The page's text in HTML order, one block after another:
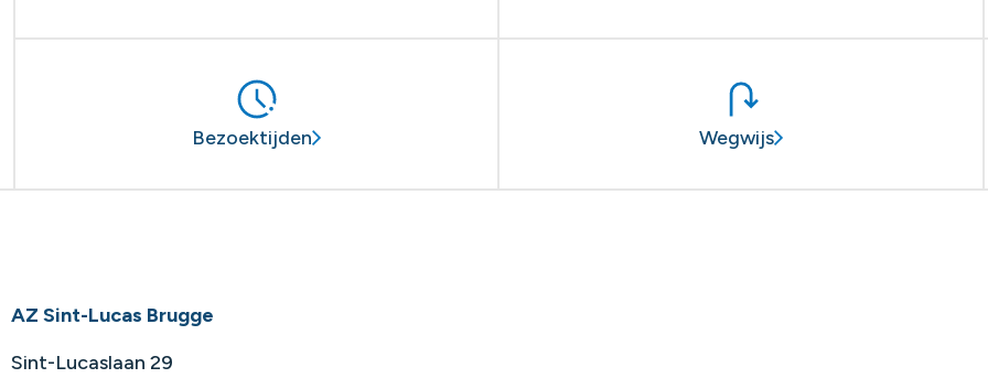
Bezoektijden Wegwijs
AZ Sint-Lucas Brugge
Sint-Lucaslaan 29